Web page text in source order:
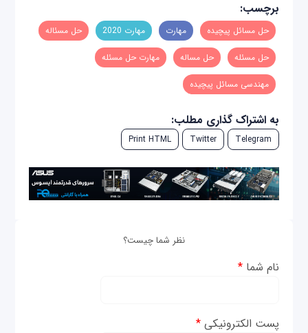
برچسب:
حل مسائل پیچیده مهارت مهارت 2020 حل مسئاله
حل مسئله حل مساله مهارت حل مسئله
مهندسی مسائل پیچیده
به اشتراک گذاری مطلب:
Telegram
Twitter
Print HTML
نظر شما چیست؟
نام شما*
پست الکترونیکی*